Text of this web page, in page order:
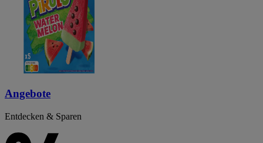
Angebote
Entdecken & Sparen